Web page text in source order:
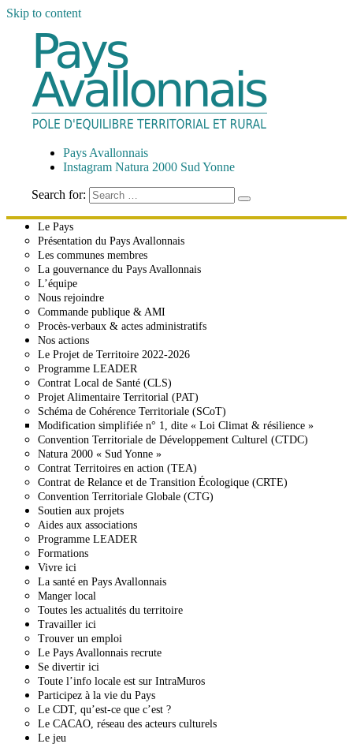
Skip to content
Pays Avallonnais
Pôle d'Équilibre Territorial et Rural
Pays Avallonnais
Instagram Natura 2000 Sud Yonne
Search for:
Le Pays
Présentation du Pays Avallonnais
Les communes membres
La gouvernance du Pays Avallonnais
L’équipe
Nous rejoindre
Commande publique & AMI
Procès-verbaux & actes administratifs
Nos actions
Le Projet de Territoire 2022-2026
Programme LEADER
Contrat Local de Santé (CLS)
Projet Alimentaire Territorial (PAT)
Schéma de Cohérence Territoriale (SCoT)
Modification simplifiée n° 1, dite « Loi Climat & résilience »
Convention Territoriale de Développement Culturel (CTDC)
Natura 2000 « Sud Yonne »
Contrat Territoires en action (TEA)
Contrat de Relance et de Transition Écologique (CRTE)
Convention Territoriale Globale (CTG)
Soutien aux projets
Aides aux associations
Programme LEADER
Formations
Vivre ici
La santé en Pays Avallonnais
Manger local
Toutes les actualités du territoire
Travailler ici
Trouver un emploi
Le Pays Avallonnais recrute
Se divertir ici
Toute l’info locale est sur IntraMuros
Participez à la vie du Pays
Le CDT, qu’est-ce que c’est ?
Le CACAO, réseau des acteurs culturels
Le jeu